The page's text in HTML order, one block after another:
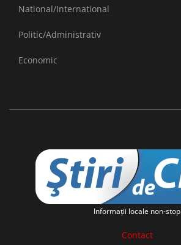
National/International
Politic/Administrativ
Economic
Informaţii locale non-stop
Contact